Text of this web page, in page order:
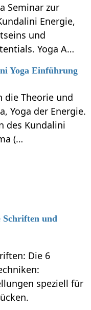
Seminar zur
Energie,
und
Yoga A…
Yoga Einführung
die Theorie und
Yoga der Energie.
des Kundalini
(…
Schriften und
Die 6
speziell für